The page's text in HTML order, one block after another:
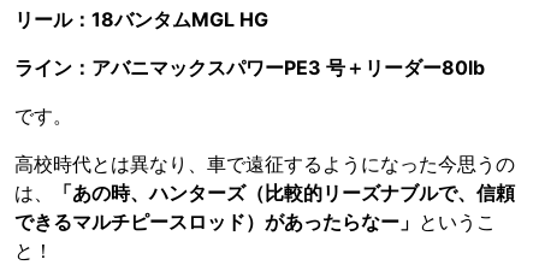
リール：18バンタムMGL HG
ライン：アバニマックスパワーPE3 号＋リーダー80lb
です。
高校時代とは異なり、車で遠征するようになった今思うの
は、
「あの時、ハンターズ（比較的リーズナブルで、信頼
できるマルチピースロッド）があったらなー」 というこ
と！